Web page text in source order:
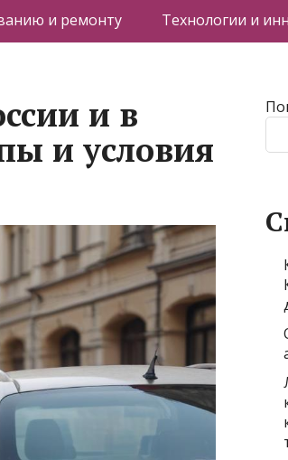
и ремонту Технологии и
и в
и условия